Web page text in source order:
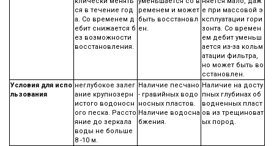
ся в течение год
а. Со временем д
ебит снижается б
ез возможности
восстановления.
ременем и может
быть восстановл
ен.
е при массовой э
ксплуатации гори
зонта. Со времен
ем дебит уменьш
ается из-за кольм
атации фильтра,
но может быть во
сстановлен.
Условия для испо
льзования
неглубокое залег
ание крупнозерн
истого водоносн
ого песка. Рассто
яние до зеркала
воды не больше
8 -10 м.
Наличие песчано
- гравийных водо
носных пластов.
Наличие водосна
бжения.
Наличие на досту
пных глубинах об
водненных пласт
ов из трещиноват
ых пород.